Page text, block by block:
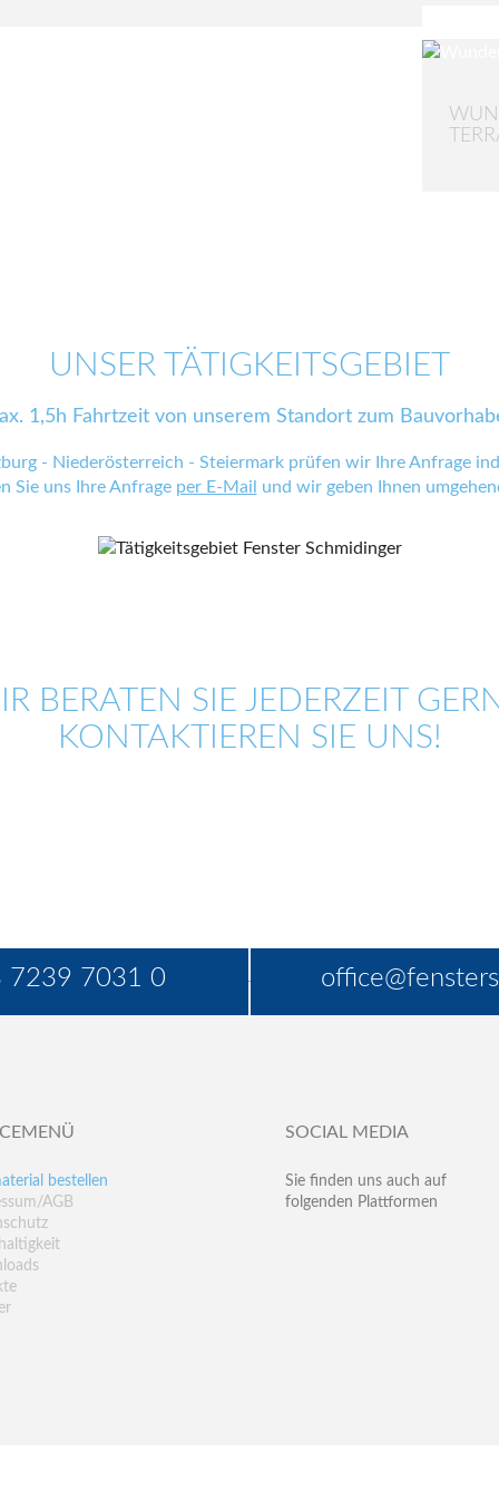
UNSER TÄTIGKEITSGEBIET
1,5h Fahrtzeit von unserem Standort zum
- Niederösterreich - Steiermark prüfen wir Ihre Anfrage
Sie uns Ihre Anfrage per E-Mail und wir geben Ihnen
BERATEN SIE JEDERZEIT
KONTAKTIEREN SIE UNS!
7239 7031 0
bestellen
AGB
SOCIAL MEDIA
Sie finden uns auch auf
folgenden Plattformen